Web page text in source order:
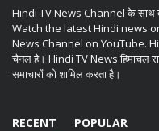
Hindi TV News Channel के साथ
Watch the latest Hindi news
News Channel on YouTube.
चैनल है। Hindi TV News हिमाचल
समाचारों को शामिल करता है।
RECENT POPULAR